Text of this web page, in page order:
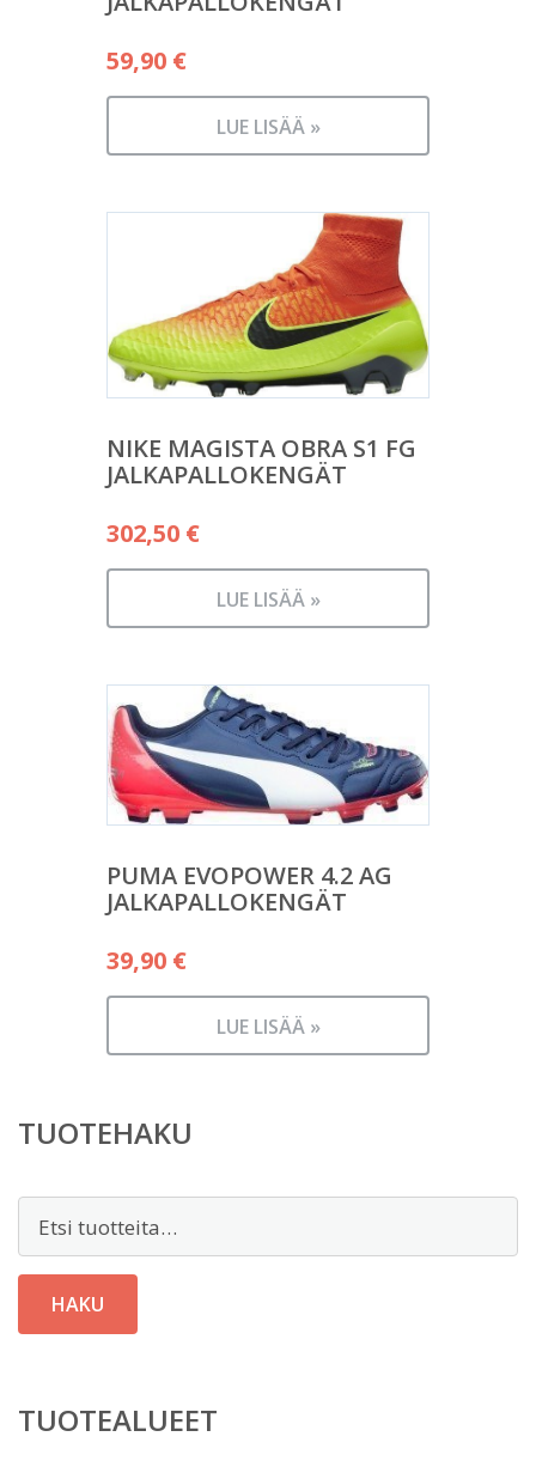
59,90 €
LUE LISÄÄ »
NIKE MAGISTA OBRA S1 FG
JALKAPALLOKENGÄT
302,50 €
LUE LISÄÄ »
PUMA EVOPOWER 4.2 AG
JALKAPALLOKENGÄT
39,90 €
LUE LISÄÄ »
TUOTEHAKU
HAKU
TUOTEALUEET